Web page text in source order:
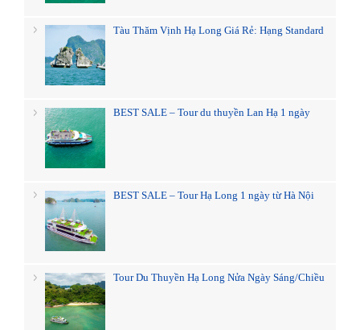
Tàu Thăm Vịnh Hạ Long Giá Rẻ: Hạng Standard
BEST SALE – Tour du thuyền Lan Hạ 1 ngày
BEST SALE – Tour Hạ Long 1 ngày từ Hà Nội
Tour Du Thuyền Hạ Long Nửa Ngày Sáng/Chiều